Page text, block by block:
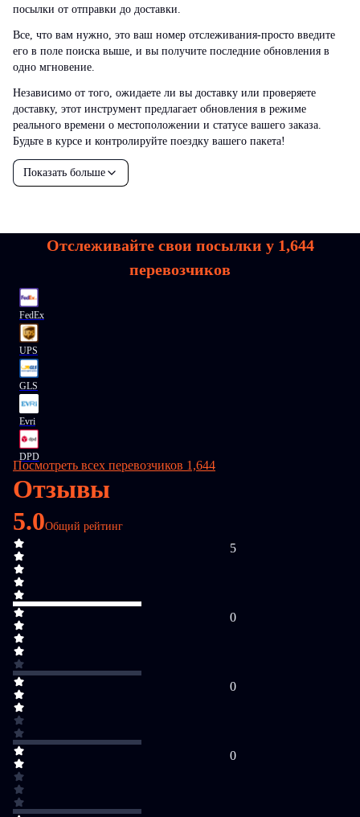
посылки от отправки до доставки.
Все, что вам нужно, это ваш номер отслеживания-просто введите
его в поле поиска выше, и вы получите последние обновления в
одно мгновение.
Независимо от того, ожидаете ли вы доставку или проверяете
доставку, этот инструмент предлагает обновления в режиме
реального времени о местоположении и статусе вашего заказа.
Будьте в курсе и контролируйте поездку вашего пакета!
Показать больше
Отслеживайте свои посылки у 1,644
перевозчиков
FedEx
UPS
GLS
Evri
DPD
Посмотреть всех перевозчиков 1,644
Отзывы
5.0Общий рейтинг
5
0
0
0